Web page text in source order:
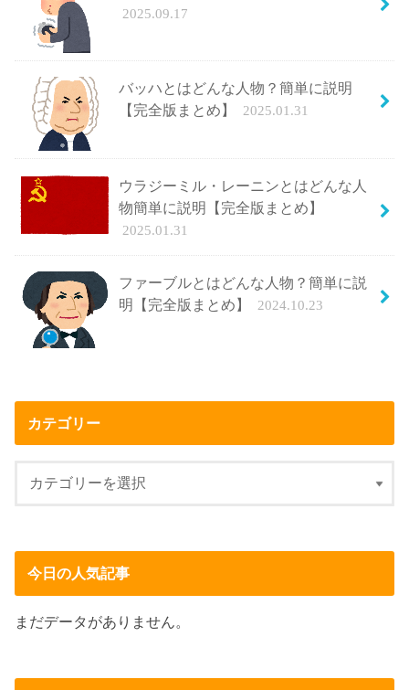
2025.09.17
バッハとはどんな人物？簡単に説明
【完全版まとめ】
2025.01.31
ウラジーミル・レーニンとはどんな人
物簡単に説明【完全版まとめ】
2025.01.31
ファーブルとはどんな人物？簡単に説
明【完全版まとめ】
2024.10.23
カテゴリー
今日の人気記事
まだデータがありません。